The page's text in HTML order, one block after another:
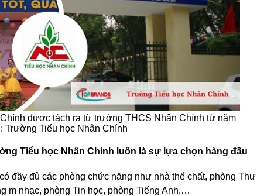
được tách ra từ trường THCS Nhân Chính từ năm
Trường Tiểu học Nhân Chính
Tiểu học Nhân Chính luôn là sự lựa chọn hàng đầu
đầy đủ các phòng chức năng như nhà thể chất, phòng Thư
m nhạc, phòng Tin học, phòng Tiếng Anh,…